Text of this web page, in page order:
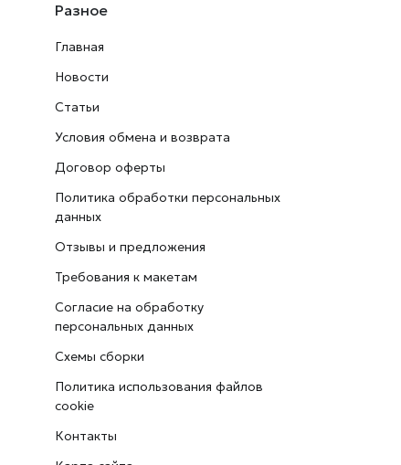
Разное
Главная
Новости
Статьи
Условия обмена и возврата
Договор оферты
Политика обработки персональных
данных
Отзывы и предложения
Требования к макетам
Согласие на обработку
персональных данных
Схемы сборки
Политика использования файлов
cookie
Контакты